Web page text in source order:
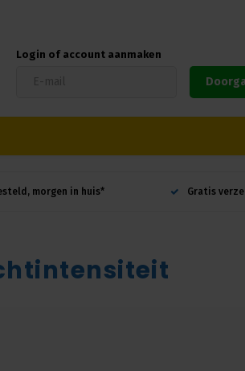
Login of account aanmaken
morgen in huis* Gratis